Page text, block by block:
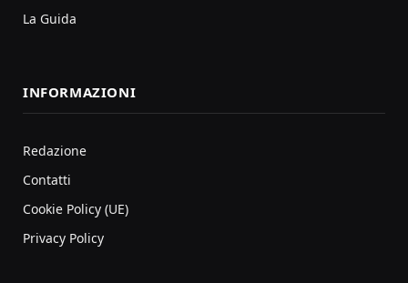
La Guida
INFORMAZIONI
Redazione
Contatti
Cookie Policy (UE)
Privacy Policy